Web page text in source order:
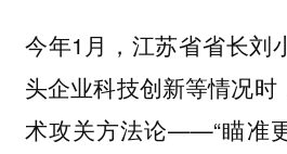
今年1月，江苏省省长刘
头企业科技创新等情况时
术攻关方法论——“瞄准